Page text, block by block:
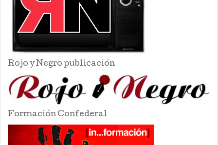
Rojo y Negro publicación
Formación Confederal